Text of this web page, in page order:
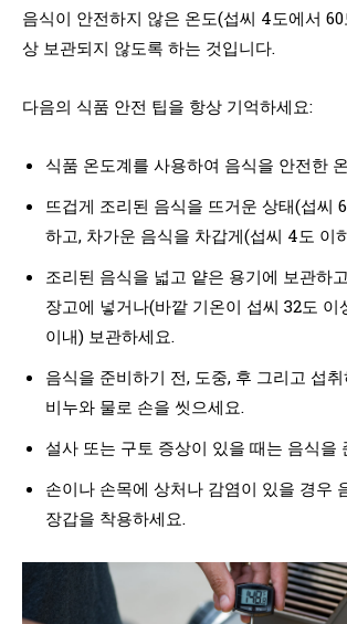
음식이 안전하지 않은 온도(섭씨 4도에서
상 보관되지 않도록 하는 것입니다.
다음의 식품 안전 팁을 항상 기억하세요:
식품 온도계를 사용하여 음식을 안전한
뜨겁게 조리된 음식을 뜨거운 상태(섭씨
하고, 차가운 음식을 차갑게(섭씨 4도 이
조리된 음식을 넓고 얕은 용기에 보관하
장고에 넣거나(바깥 기온이 섭씨 32도 이
이내) 보관하세요.
음식을 준비하기 전, 도중, 후 그리고 섭
비누와 물로 손을 씻으세요.
설사 또는 구토 증상이 있을 때는 음식을
손이나 손목에 상처나 감염이 있을 경우
장갑을 착용하세요.